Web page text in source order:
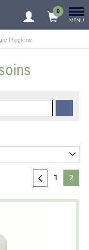
0
MENU
| hygiène
1 2